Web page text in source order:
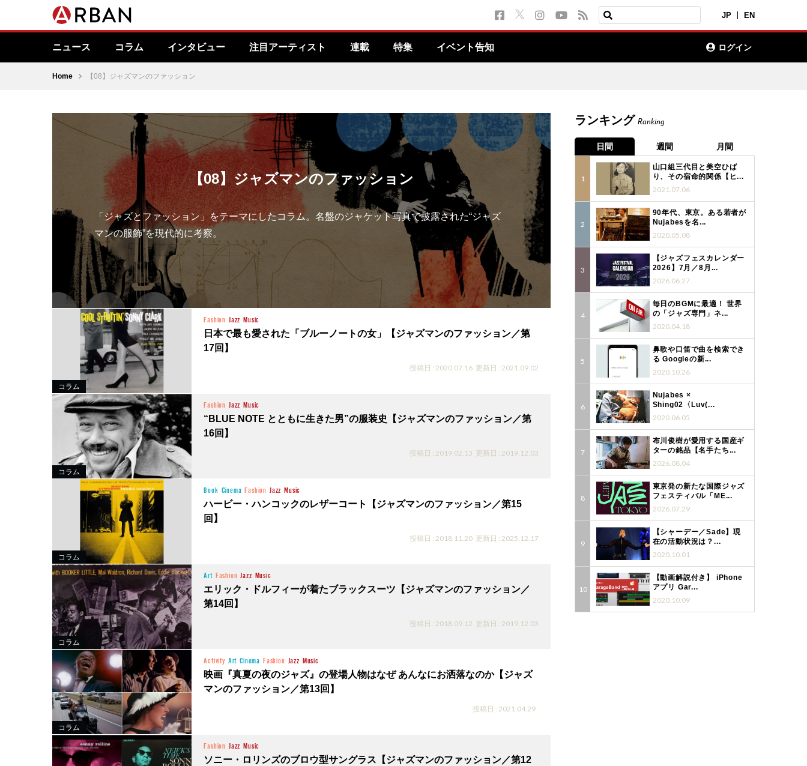
JP EN
ニュース コラム インタビュー 注目アーティスト 連載 特集 イベント告知 ログイン
Home 【08】ジャズマンのファッション
【08】ジャズマンのファッション
「ジャズとファッション」をテーマにしたコラム。名盤のジャケット写真で披露された“ジャズ
マンの服飾”を現代的に考察。
コラム
Fashion Jazz Music
日本で最も愛された「ブルーノートの女」【ジャズマンのファッション／第
17回】
投稿日 : 2020.07.16 更新日 : 2021.09.02
コラム
Fashion Jazz Music
“BLUE NOTE とともに生きた男”の服装史【ジャズマンのファッション／第
16回】
投稿日 : 2019.02.13 更新日 : 2019.12.03
コラム
Book Cinema Fashion Jazz Music
ハービー・ハンコックのレザーコート【ジャズマンのファッション／第15
回】
投稿日 : 2018.11.20 更新日 : 2025.12.17
コラム
Art Fashion Jazz Music
エリック・ドルフィーが着たブラックスーツ【ジャズマンのファッション／
第14回】
投稿日 : 2018.09.12 更新日 : 2019.12.03
コラム
Activity Art Cinema Fashion Jazz Music
映画『真夏の夜のジャズ』の登場人物はなぜ あんなにお洒落なのか【ジャズ
マンのファッション／第13回】
投稿日 : 2021.04.29
Fashion Jazz Music
ソニー・ロリンズのブロウ型サングラス【ジャズマンのファッション／第12
ランキング Ranking
日間 週間 月間
山口組三代目と美空ひば
り、その宿命的関係【ヒ...
2021.07.06
90年代、東京。ある若者が
Nujabesを名...
2020.05.08
【ジャズフェスカレンダー
2026】7月／8月...
2026.06.27
毎日のBGMに最適！ 世界
の「ジャズ専門」ネ...
2020.04.18
鼻歌や口笛で曲を検索でき
る Googleの新...
2020.10.26
Nujabes ×
Shing02〈Luv(...
2020.06.05
布川俊樹が愛用する国産ギ
ターの銘品【名手たち...
2026.08.04
東京発の新たな国際ジャズ
フェスティバル「ME...
2026.07.29
【シャーデー／Sade】現
在の活動状況は？...
2020.10.01
【動画解説付き】 iPhone
アプリ Gar...
2020.10.09